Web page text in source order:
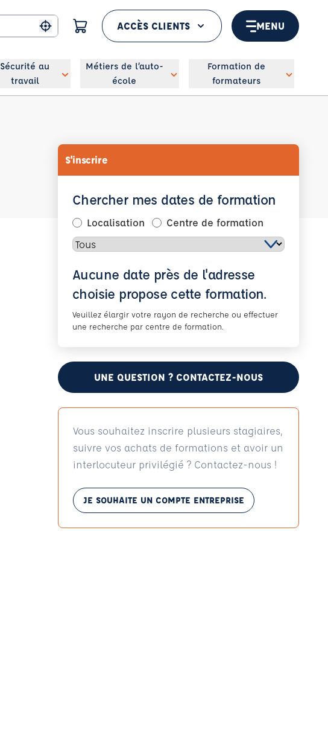
Me géolocaliser
ACCÈS CLIENTS MENU
Sécurité au
travail
Métiers de l’auto-
école
Formation de
formateurs
S'inscrire
Chercher mes dates de formation
Localisation Centre de formation
Aucune date près de l'adresse
choisie propose cette formation.
Veuillez élargir votre rayon de recherche ou effectuer
une recherche par centre de formation.
UNE QUESTION ? CONTACTEZ-NOUS
Vous souhaitez inscrire plusieurs stagiaires,
suivre vos achats de formations et avoir un
interlocuteur privilégié ? Contactez-nous !
JE SOUHAITE UN COMPTE ENTREPRISE